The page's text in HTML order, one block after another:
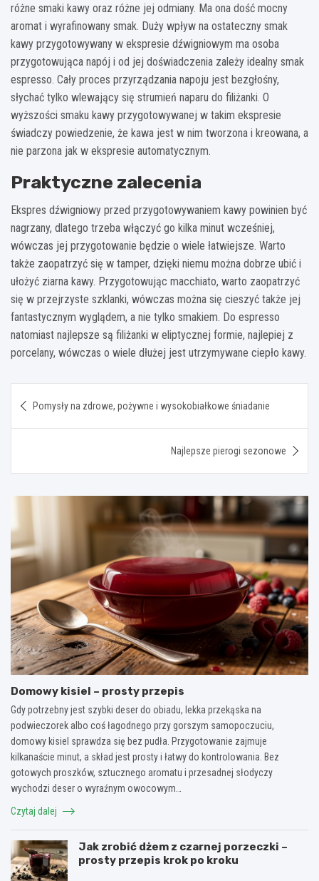
różne smaki kawy oraz różne jej odmiany. Ma ona dość mocny
aromat i wyrafinowany smak. Duży wpływ na ostateczny smak
kawy przygotowywany w ekspresie dźwigniowym ma osoba
przygotowująca napój i od jej doświadczenia zależy idealny smak
espresso. Cały proces przyrządzania napoju jest bezgłośny,
słychać tylko wlewający się strumień naparu do filiżanki. O
wyższości smaku kawy przygotowywanej w takim ekspresie
świadczy powiedzenie, że kawa jest w nim tworzona i kreowana, a
nie parzona jak w ekspresie automatycznym.
Praktyczne zalecenia
Ekspres dźwigniowy przed przygotowywaniem kawy powinien być
nagrzany, dlatego trzeba włączyć go kilka minut wcześniej,
wówczas jej przygotowanie będzie o wiele łatwiejsze. Warto
także zaopatrzyć się w tamper, dzięki niemu można dobrze ubić i
ułożyć ziarna kawy. Przygotowując macchiato, warto zaopatrzyć
się w przejrzyste szklanki, wówczas można się cieszyć także jej
fantastycznym wyglądem, a nie tylko smakiem. Do espresso
natomiast najlepsze są filiżanki w eliptycznej formie, najlepiej z
porcelany, wówczas o wiele dłużej jest utrzymywane ciepło kawy.
wpisu
Pomysły na zdrowe, pożywne i wysokobiałkowe śniadanie
Najlepsze pierogi sezonowe
Domowy kisiel – prosty przepis
Gdy potrzebny jest szybki deser do obiadu, lekka przekąska na
podwieczorek albo coś łagodnego przy gorszym samopoczuciu,
domowy kisiel sprawdza się bez pudła. Przygotowanie zajmuje
kilkanaście minut, a skład jest prosty i łatwy do kontrolowania. Bez
gotowych proszków, sztucznego aromatu i przesadnej słodyczy
wychodzi deser o wyraźnym owocowym…
Czytaj dalej
Jak zrobić dżem z czarnej porzeczki –
prosty przepis krok po kroku